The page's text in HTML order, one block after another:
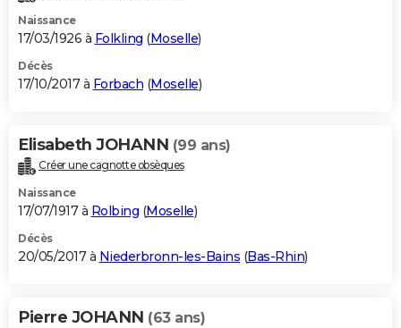
Naissance
17/03/1926 à Folkling (Moselle)
Décès
17/10/2017 à Forbach (Moselle)
Elisabeth JOHANN (99 ans)
Créer une cagnotte obsèques
Naissance
17/07/1917 à Rolbing (Moselle)
Décès
20/05/2017 à Niederbronn-les-Bains (Bas-Rhin)
Pierre JOHANN (63 ans)